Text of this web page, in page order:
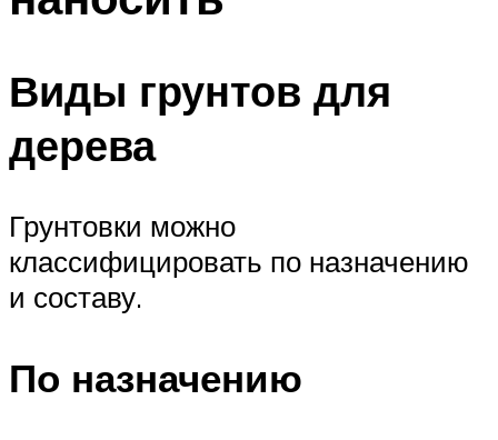
Виды грунтов для
дерева
Грунтовки можно
классифицировать по назначению
и составу.
По назначению